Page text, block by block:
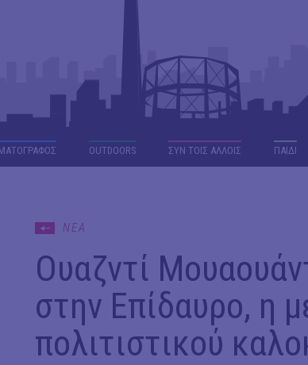
OUTDΟORS ΣΥΝ ΤΟΙΣ ΑΛΛΟΙΣ ΠΑΙΔΙ
ΝΕΑ
Ουαζντί
στην Επίδαυρο, η
πολιτιστικού